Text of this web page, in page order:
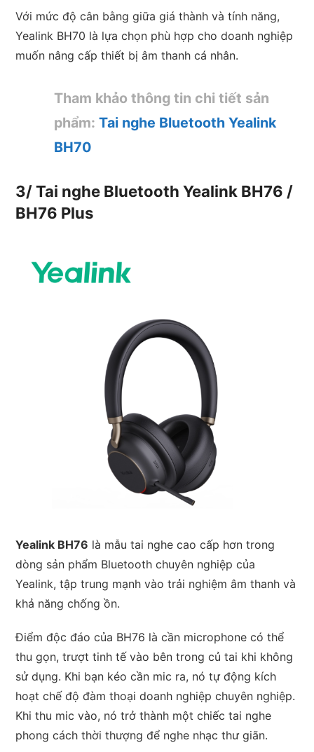
Với mức độ cân bằng giữa giá thành và tính năng,
Yealink BH70 là lựa chọn phù hợp cho doanh nghiệp
muốn nâng cấp thiết bị âm thanh cá nhân.
Tham khảo thông tin chi tiết sản
phẩm: Tai nghe Bluetooth Yealink
BH70
3/ Tai nghe Bluetooth Yealink BH76 /
BH76 Plus
Yealink BH76 là mẫu tai nghe cao cấp hơn trong
dòng sản phẩm Bluetooth chuyên nghiệp của
Yealink, tập trung mạnh vào trải nghiệm âm thanh và
khả năng chống ồn.
Điểm độc đáo của BH76 là cần microphone có thể
thu gọn, trượt tinh tế vào bên trong củ tai khi không
sử dụng. Khi bạn kéo cần mic ra, nó tự động kích
hoạt chế độ đàm thoại doanh nghiệp chuyên nghiệp.
Khi thu mic vào, nó trở thành một chiếc tai nghe
phong cách thời thượng để nghe nhạc thư giãn.